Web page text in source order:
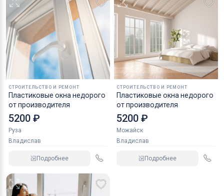
остекление загородного дома, остекление коттеджей,
остекление в новостройках, остекление квартир, окна
пластиковые с гарантией, монтаж пластиковых окон,
окна под ключ, балкон под ключ. остекление балконов,
остекление лоджий, остекление веранд, остекление
торговых точек
СТРОИТЕЛЬСТВО И РЕМОНТ
Пластиковые окна недорого
от производителя
5200 ₽
Руза
Владислав
Подробнее
СТРОИТЕЛЬСТВО И РЕМОНТ
Пластиковые окна недорого
от производителя
5200 ₽
Можайск
Владислав
Подробнее